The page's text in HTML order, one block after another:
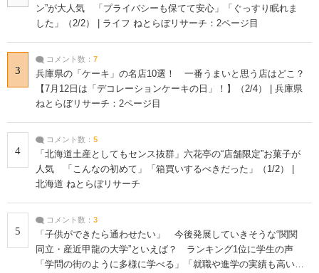
ン”が大人気 「プライバシーも保てて安心」「ぐっすり眠れま
した」（2/2） | ライフ ねとらぼリサーチ：2ページ目
3
コメント数： 7
兵庫県の「ケーキ」の名店10選！ 一番うまいと思う店はどこ？
【7月12日は「デコレーションケーキの日」！】（2/4） | 兵庫県
ねとらぼリサーチ：2ページ目
4
コメント数： 5
「北海道土産としてもセンス抜群」六花亭の“店舗限定”お菓子が
人気 「こんなの初めて」「箱買いするべきだった」（1/2） |
北海道 ねとらぼリサーチ
5
コメント数： 3
「子供ができたら通わせたい」 今後発展していきそうな“関関
同立・産近甲龍の大学”といえば？ ランキング1位に学生の声
「学問の街のように多様に学べる」「就職や進学の実績も高い」